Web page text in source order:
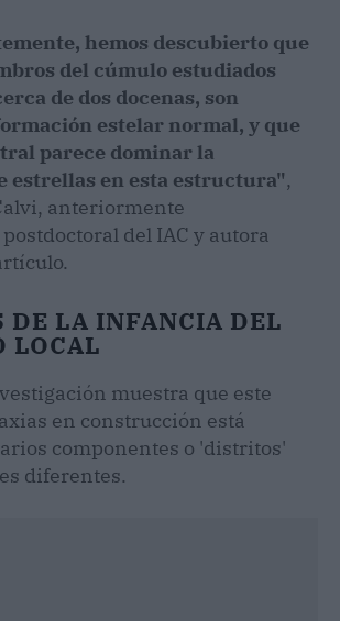
hemos descubierto que
del cúmulo estudiados
de dos docenas, son
estelar normal, y que
parece dominar la
estrellas en esta estructura",
anteriormente
del IAC y autora
DE LA INFANCIA DEL
LOCAL
muestra que este
en construcción está
componentes o 'distritos'
diferentes.